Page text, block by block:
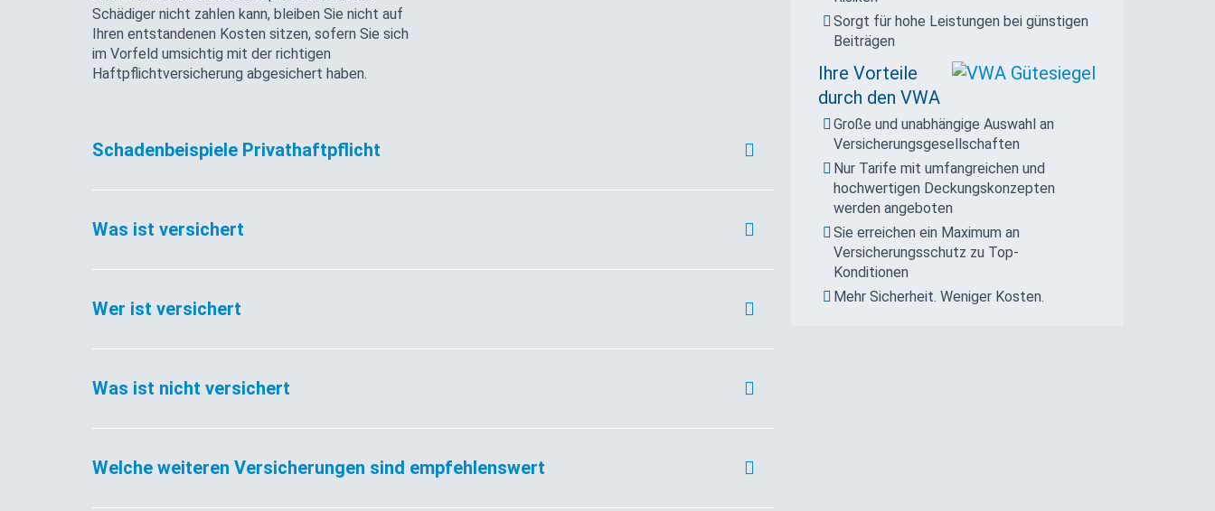
Schädiger nicht zahlen kann, bleiben Sie nicht auf
Ihren entstandenen Kosten sitzen, sofern Sie sich
im Vorfeld umsichtig mit der richtigen
Haftpflichtversicherung abgesichert haben.
Schadenbeispiele Privathaftpflicht
Was ist versichert
Wer ist versichert
Was ist nicht versichert
Welche weiteren Versicherungen sind empfehlenswert
Sorgt für hohe Leistungen bei günstigen
Beiträgen
Ihre Vorteile
durch den VWA
Große und unabhängige Auswahl an
Versicherungs­gesellschaften
Nur Tarife mit umfangreichen und
hochwertigen Deckungskonzepten
werden angeboten
Sie erreichen ein Maximum an
Versicherungsschutz zu Top-
Konditionen
Mehr Sicherheit. Weniger Kosten.